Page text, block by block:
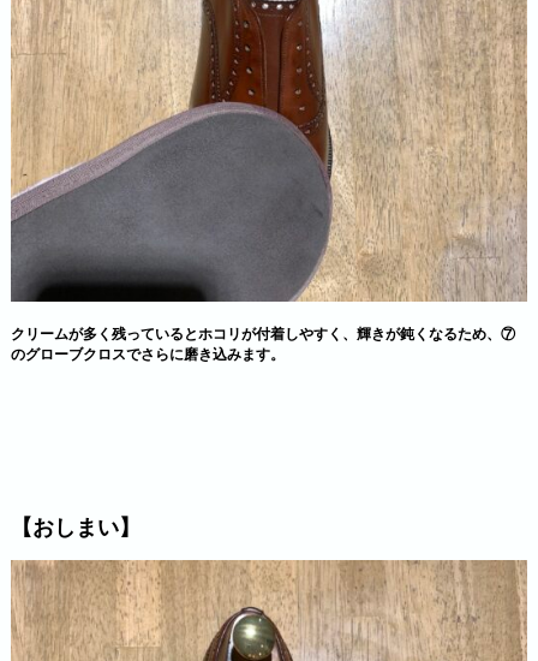
クリームが多く残っているとホコリが付着しやすく、輝きが鈍くなるため、⑦
のグローブクロスでさらに磨き込みます。
【おしまい】